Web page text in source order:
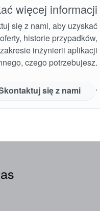
więcej informacji
się z nami, aby uzyskać
historie przypadków,
inżynierii aplikacji
czego potrzebujesz.
się z nami .